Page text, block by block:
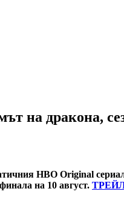
на дракона,
HBO Original
на 10 август.